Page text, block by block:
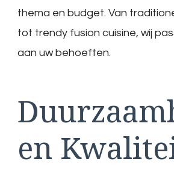
thema en budget. Van
tot trendy fusion cuisine, wij
aan uw behoeften.
en